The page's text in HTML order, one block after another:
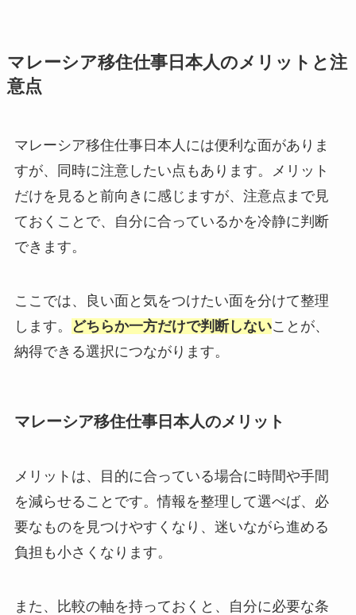
マレーシア移住仕事日本人のメリットと注
意点
マレーシア移住仕事日本人には便利な面がありま
すが、同時に注意したい点もあります。メリット
だけを見ると前向きに感じますが、注意点まで見
ておくことで、自分に合っているかを冷静に判断
できます。
ここでは、良い面と気をつけたい面を分けて整理
します。
どちらか一方だけで判断しないことが、
納得できる選択につながります。
マレーシア移住仕事日本人のメリット
メリットは、目的に合っている場合に時間や手間
を減らせることです。情報を整理して選べば、必
要なものを見つけやすくなり、迷いながら進める
負担も小さくなります。
また、比較の軸を持っておくと、自分に必要な条